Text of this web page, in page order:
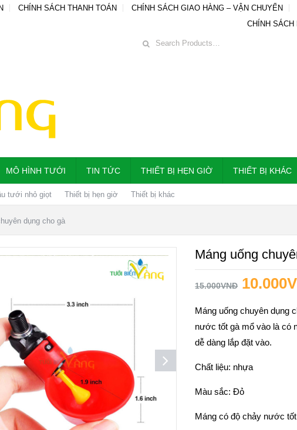
CHÍNH SÁCH THANH TOÁN CHÍNH SÁCH GIAO HÀNG – VẬN CHUYỂN
CHÍNH
MÔ HÌNH TƯỚI TIN TỨC THIẾT BỊ HẸN GIỜ THIẾT BỊ KHÁC
tưới nhỏ giọt Thiết bị hẹn giờ Thiết bị khác
dụng cho gà
Máng uống
15.000VNĐ 10.000
Máng uống chuyên dụng
nước tốt gà mổ vào là có
dễ dàng lắp đặt vào.
Chất liệu: nhựa
Màu sắc: Đỏ
Máng có độ chảy nước